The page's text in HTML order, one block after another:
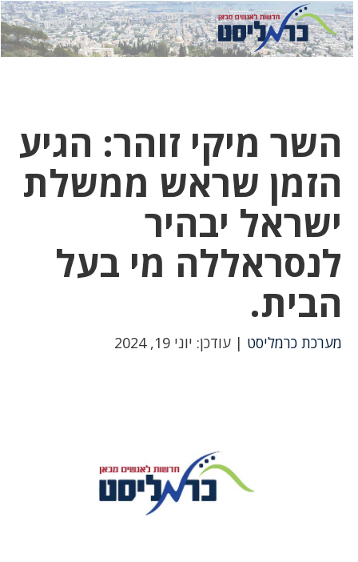
לחץ
כאן
לחץ
כדי
השר מיקי זוהר: הגיע
הזמן שראש ממשלת
ישראל יבהיר
לנסראללה מי בעל
הבית.
מערכת כרמליסט | עודכן: יוני 19, 2024